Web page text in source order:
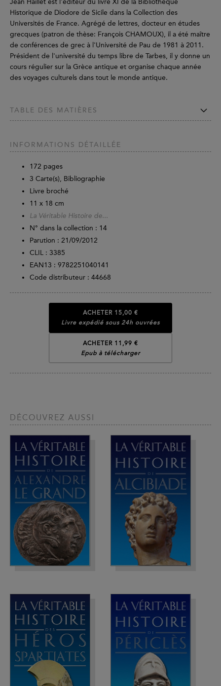
Historique de Diodore de Sicile dans la Collection des
Universités de France. Agrégé de lettres, docteur en études
grecques (patron de thèse: François CHAMOUX), il a été maître
de conférences de grec à l'Université de Pau de 1981 à 2011.
Président de l'université du temps libre de Tarbes, il y donne un
cours régulier sur la Grèce antique et organise chaque année
des voyages culturels dans tout le monde antique.
TABLE DES MATIÈRES
INFORMATIONS DÉTAILLÉE
172 pages
3 Carte(s), Bibliographie
Livre broché
11 x 18 cm
La Véritable Histoire de...
N° dans la collection : 14
Parution : 21/09/2012
CLIL : 3385
EAN13 : 9782251040141
Code distributeur : 44668
ACHETER 15,00 €
Livre expédié sous 24h ouvrées
ACHETER 11,99 €
Epub à télécharger
DÉCOUVREZ AUSSI